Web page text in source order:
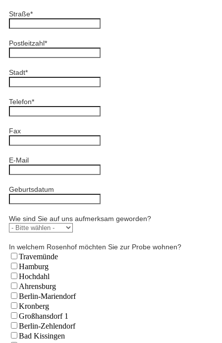
Straße*
Postleitzahl*
Stadt*
Telefon*
Fax
E-Mail
Geburtsdatum
Wie sind Sie auf uns aufmerksam geworden?
In welchem Rosenhof möchten Sie zur Probe wohnen?
Travemünde
Hamburg
Hochdahl
Ahrensburg
Berlin-Mariendorf
Kronberg
Großhansdorf 1
Berlin-Zehlendorf
Bad Kissingen